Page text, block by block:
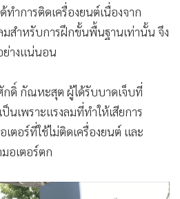
ำการติดเครื่องยนต์เนื่องจาก
มสำหรับการฝึกขั้นพื้นฐานเท่านั้น จึง
ย่างแน่นอน
กดิ์ กัณหะสุต ผู้ได้รับบาดเจ็บที่
นเพราะแรงลมที่ทำให้เสียการ
เตอร์ที่ใช้ไม่ติดเครื่องยนต์ และ
อเตอร์ตก